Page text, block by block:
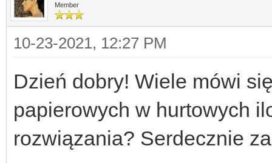
Member
10-23-2021, 12:27 PM
Dzień dobry! Wiele mówi
papierowych w hurtowych
rozwiązania? Serdecznie